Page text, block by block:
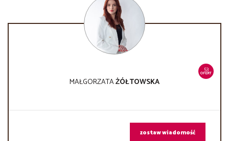
53
OFERT
MAŁGORZATAŻÓŁTOWSKA
zostaw wiadomość